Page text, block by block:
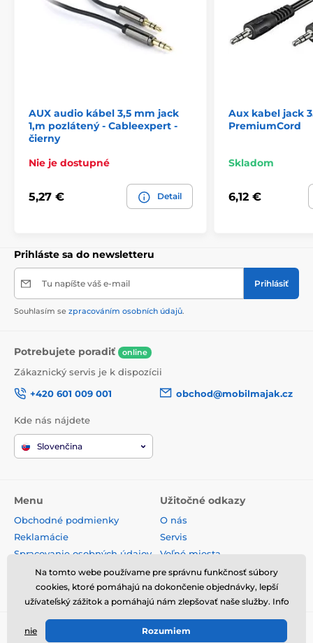
AUX audio kábel 3,5 mm jack
1,m pozlátený - Cableexpert -
čierny
Nie je dostupné
5,27 € Detail
Aux kabel jack
PremiumCord
Skladom
6,12 €
Prihláste sa do newsletteru
Tu napíšte váš e-mail Prihlásiť
Souhlasím se zpracováním osobních údajů.
Potrebujete poradiť online
Zákaznický servis je k dispozícii
+420 601 009 001
obchod@mobilmajak.cz
Kde nás nájdete
Slovenčina
Menu
Obchodné podmienky
Reklamácie
Spracovanie osobných údajov
Doprava a platba
Odstúpenie od zmluvy
Užitočné odkazy
O nás
Servis
Voľné miesta
Kontakt
© 2026 www.mobilmajak.sk ⦁ E-shop vytvorila
Na tomto webe používame pre správnu funkčnosť súbory
cookies, ktoré pomáhajú na dokončenie objednávky, lepší
užívateľský zážitok a pomáhajú nám zlepšovať naše služby. Info
nie Rozumiem